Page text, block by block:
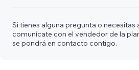
Si tienes alguna pregunta o necesitas
comunícate con el vendedor de la
se pondrá en contacto contigo.